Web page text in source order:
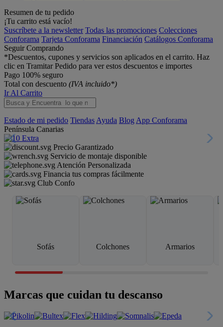
Resumen de tu pedido
¡Tu carrito está vacío!
Suscríbete a la newsletter Todas las promociones Colecciones
Conforama Tarjeta Conforama Financiación Catálogos Conforama
Seguir Comprando
*Descuentos, cupones y servicios son aplicados en el carrito. Haz
clic en Tramitar Pedido para ver estos descuentos e importes
Pago 100% seguro
Total con descuento (IVA incluido*)
Ir Al Carrito
Estado de mi pedido Tiendas Ayuda Blog App Conforama
Península Canarias
Precio Garantizado
Servicio de montaje disponible
Atención Personalizada
Financia tus compras fácilmente
Club Confo
Sofás Colchones Armarios
Marcas que cuidan tu descanso